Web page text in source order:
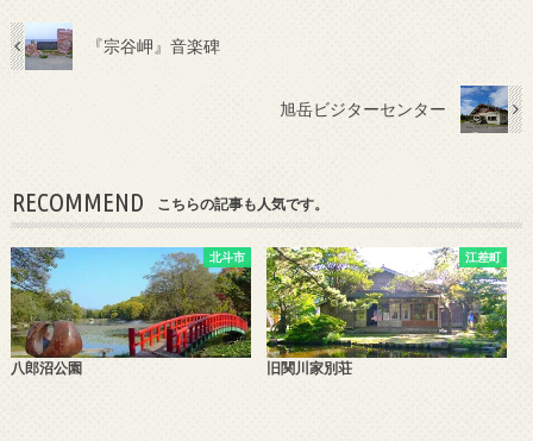
『宗谷岬』音楽碑
旭岳ビジターセンター
RECOMMEND こちらの記事も人気です。
北斗市
八郎沼公園
江差町
旧関川家別荘